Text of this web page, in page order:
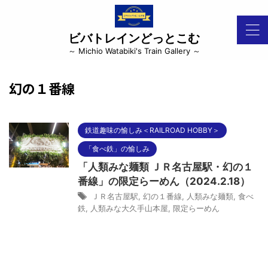
ビバトレインどっとこむ
～ Michio Watabiki's Train Gallery ～
幻の１番線
鉄道趣味の愉しみ＜RAILROAD HOBBY＞
「食べ鉄」の愉しみ
「人類みな麺類 ＪＲ名古屋駅・幻の１
番線」の限定らーめん（2024.2.18）
ＪＲ名古屋駅 幻の１番線 人類みな麺類 食べ
鉄
人類みな大久手山本屋 限定らーめん